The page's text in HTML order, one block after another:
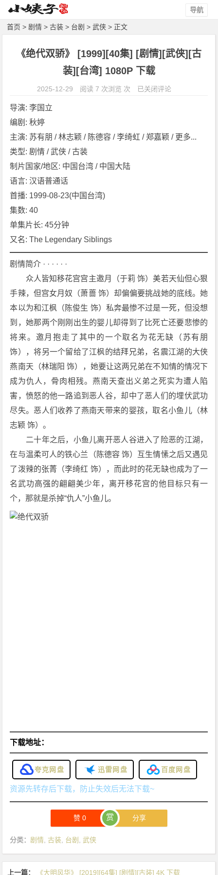
导航
首页 > 剧情 >古装 > 台剧 >武侠 > 正文
《绝代双骄》 [1999][40集] [剧情][武侠][古
装][台湾] 1080P 下载
2025-12-29 阅读 7 次浏览 次
《绝
[1
装]
[台
湾]
1
0
0
P
下
载
已关闭评论
导演: 李国立
编剧: 秋婷
主演: 苏有朋 / 林志颖 / 陈德容 / 李绮虹 / 郑嘉颖 / 更多...
类型: 剧情 / 武侠 / 古装
制片国家/地区: 中国台湾 / 中国大陆
语言: 汉语普通话
首播: 1999-08-23(中国台湾)
集数: 40
单集片长: 45分钟
又名: The Legendary Siblings
剧情简介 · · · · · ·
众人皆知移花宫宫主邀月（于莉 饰）美若天仙但心狠
手辣，但宫女月奴（萧蔷 饰）却偏偏要挑战她的底线。她
本以为和江枫（陈俊生 饰）私奔最惨不过是一死，但没想
到，她那两个刚刚出生的婴儿却得到了比死亡还要悲惨的
将来。邀月抱走了其中的一个取名为花无缺（苏有朋
饰），将另一个留给了江枫的结拜兄弟，名震江湖的大侠
燕南天（林瑞阳 饰），她要让这两兄弟在不知情的情况下
成为仇人，骨肉相残。燕南天查出义弟之死实为遭人陷
害，愤怒的他一路追到恶人谷，却中了恶人们的埋伏武功
尽失。恶人们收养了燕南天带来的婴孩，取名小鱼儿（林
志颖 饰）。
二十年之后，小鱼儿离开恶人谷进入了险恶的江湖，
在与温柔可人的铁心兰（陈德容 饰）互生情愫之后又遇见
了泼辣的张菁（李绮红 饰），而此时的花无缺也成为了一
名武功高强的翩翩美少年，离开移花宫的他目标只有一
个，那就是杀掉“仇人”小鱼儿。
下载地址：
夸克网盘 迅雷网盘 百度网盘
资源先转存后下载，防止失效后无法下载~
赞0 赏 分享
分类： 剧情 ,古装 台剧 ,武侠
上一篇： 《大明风华》 [2019][64集] [剧情][古装] 4K 下载